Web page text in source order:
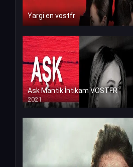
Yargi en vostfr
Ask Mantik İntikam VOSTFR
2021